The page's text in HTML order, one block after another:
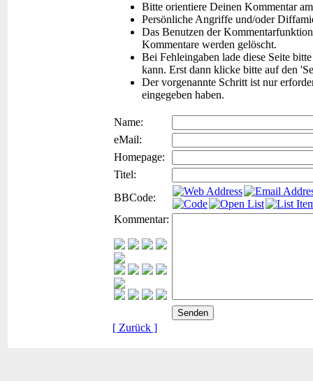
Bitte orientiere Deinen Kommentar
Persönliche Angriffe und/oder
Das Benutzen der
Kommentare werden gelöscht.
Bei Fehleingaben lade diese Seite
kann. Erst dann klicke bitte auf den
Der vorgenannte Schritt ist nur
eingegeben haben.
Name:
eMail:
Homepage:
Titel:
BBCode:
Kommentar:
[ Zurück ]